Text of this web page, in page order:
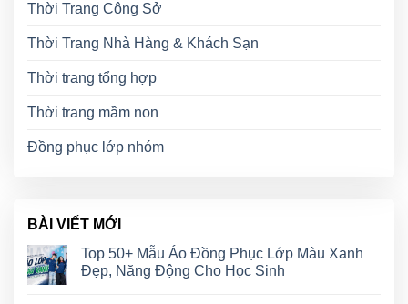
Thời Trang Công Sở
Thời Trang Nhà Hàng & Khách Sạn
Thời trang tổng hợp
Thời trang mầm non
Đồng phục lớp nhóm
BÀI VIẾT MỚI
Top 50+ Mẫu Áo Đồng Phục Lớp Màu Xanh
Đẹp, Năng Động Cho Học Sinh